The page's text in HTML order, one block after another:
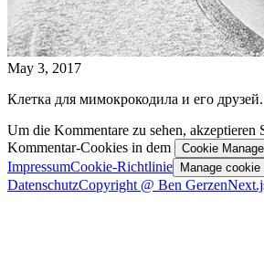
May 3, 2017
Клетка для мимокрокодила и его друзей.
Um die Kommentare zu sehen, akzeptieren
Kommentar-Cookies in dem
Cookie
ImpressumCookie-Richtlinie Manage
DatenschutzCopyright @ Ben Gerzen